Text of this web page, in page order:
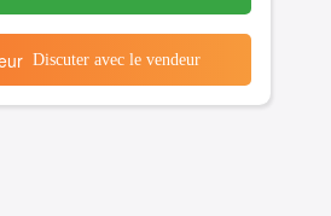
Discuter avec le vendeur